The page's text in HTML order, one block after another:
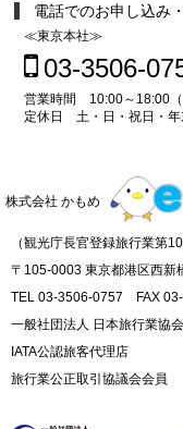
電話でのお申し込み
≪東京本社≫
03-3506-
営業時間 10:00～18:00（
定休日 土・日・祝日・年
株式会社 かもめ
（観光庁長官登録旅行業第
〒105-0003 東京都港区西新
TEL 03-3506-0757 FAX
一般社団法人 日本旅行業協
IATA公認旅客代理店
旅行業公正取引協議会会員